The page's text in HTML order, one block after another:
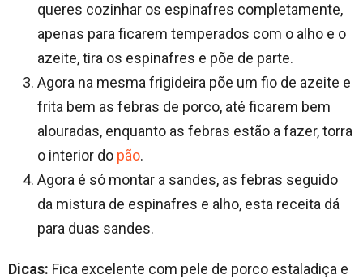
queres cozinhar os espinafres completamente,
apenas para ficarem temperados com o alho e o
azeite, tira os espinafres e põe de parte.
Agora na mesma frigideira põe um fio de azeite e
frita bem as febras de porco, até ficarem bem
alouradas, enquanto as febras estão a fazer, torra
o interior do pão.
Agora é só montar a sandes, as febras seguido
da mistura de espinafres e alho, esta receita dá
para duas sandes.
Dicas: Fica excelente com pele de porco estaladiça e